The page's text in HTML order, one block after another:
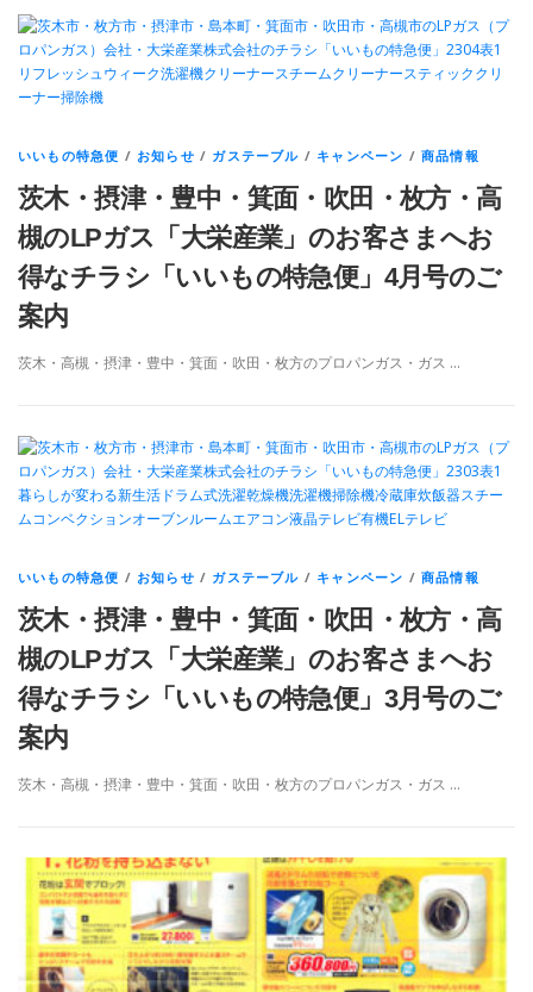
いいもの特急便 /お知らせ / ガステーブル / キャンペーン /商品情報
茨木・摂津・豊中・箕面・吹田・枚方・高
槻のLPガス「大栄産業」のお客さまへお
得なチラシ「いいもの特急便」4月号のご
案内
茨木・高槻・摂津・豊中・箕面・吹田・枚方のプロパンガス・ガス …
いいもの特急便 /お知らせ / ガステーブル / キャンペーン /商品情報
茨木・摂津・豊中・箕面・吹田・枚方・高
槻のLPガス「大栄産業」のお客さまへお
得なチラシ「いいもの特急便」3月号のご
案内
茨木・高槻・摂津・豊中・箕面・吹田・枚方のプロパンガス・ガス …